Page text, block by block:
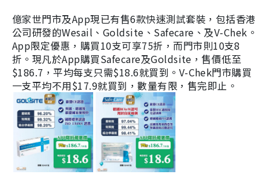
億家世門市及App現已有售6款快速測試套裝，包括香港
公司研發的Wesail、Goldsite、Safecare、及V-Chek。
App限定優惠，購買10支可享75折，而門市則10支8
折。現凡於App購買Safecare及Goldsite，售價低至
$186.7，平均每支只需$18.6就買到。V-Chek門市購買
一支平均不用$17.9就買到，數量有限，售完即止。